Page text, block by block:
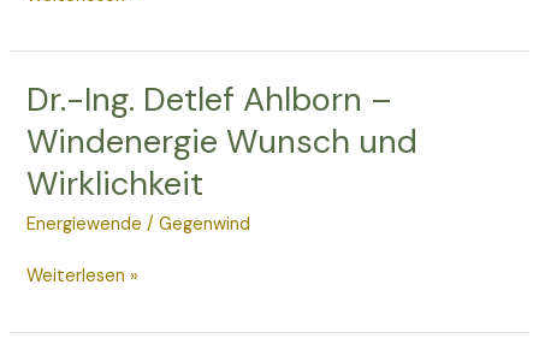
Dr.-Ing. Detlef Ahlborn –
Windenergie Wunsch und
Wirklichkeit
Energiewende /Gegenwind
Dr.-
Detlef
Ahlborn
Windenergie
Wunsch
Weiterlesen »